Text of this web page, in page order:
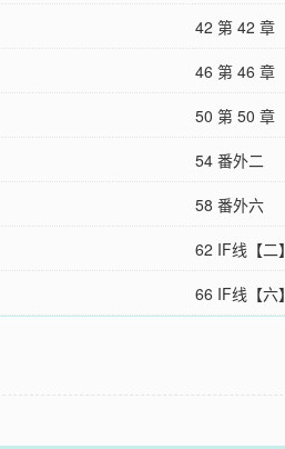
42 第 42 章
46 第 46 章
50 第 50 章
54 番外二
58 番外六
62 IF线【二】
66 IF线【六】